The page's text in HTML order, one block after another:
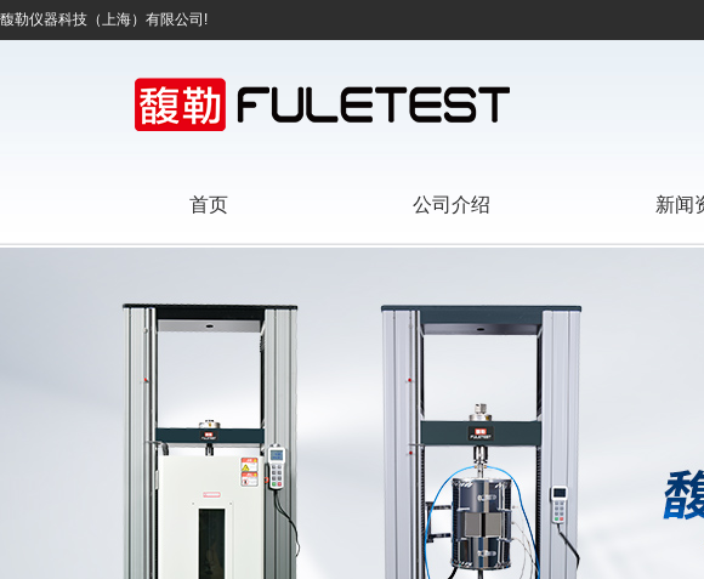
馥勒仪器科技（上海）有限公司!
首页 公司介绍 新闻